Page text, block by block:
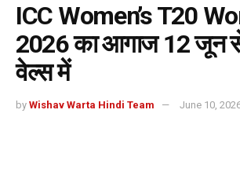
ICC Women’s T20
2026 का आगाज 12 जून
वेल्स में
by Wishav Warta Hindi Team June 10,